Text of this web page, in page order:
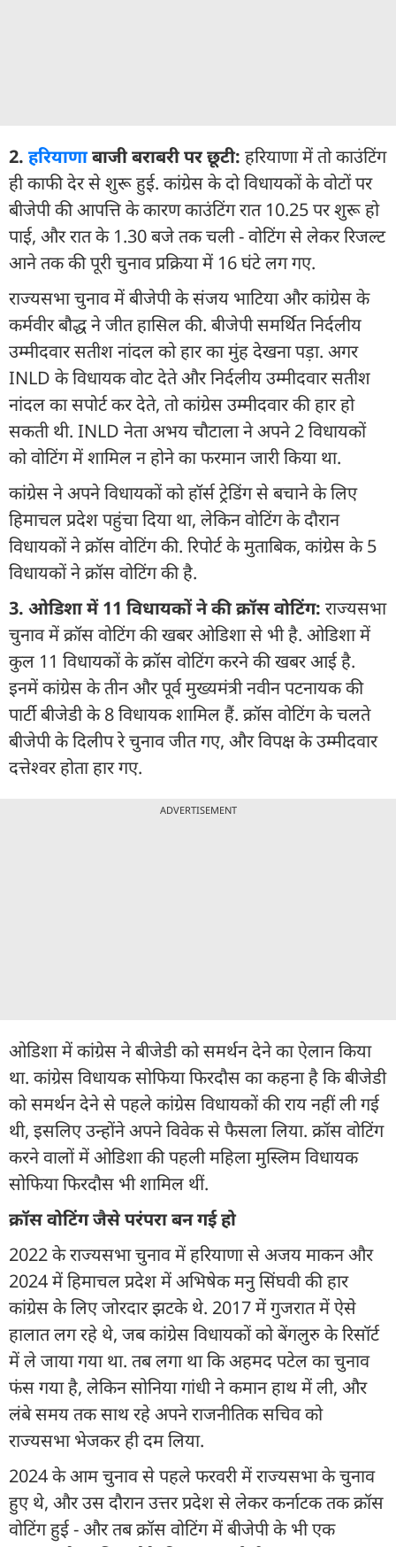
2. हरियाणाबाजी बराबरी पर छूटी: हरियाणा में तो काउंटिंग
ही काफी देर से शुरू हुई. कांग्रेस के दो विधायकों के वोटों पर
बीजेपी की आपत्ति के कारण काउंटिंग रात 10.25 पर शुरू हो
पाई, और रात के 1.30 बजे तक चली - वोटिंग से लेकर रिजल्ट
आने तक की पूरी चुनाव प्रक्रिया में 16 घंटे लग गए.
राज्यसभा चुनाव में बीजेपी के संजय भाटिया और कांग्रेस के
कर्मवीर बौद्ध ने जीत हासिल की. बीजेपी समर्थित निर्दलीय
उम्मीदवार सतीश नांदल को हार का मुंह देखना पड़ा. अगर
INLD के विधायक वोट देते और निर्दलीय उम्मीदवार सतीश
नांदल का सपोर्ट कर देते, तो कांग्रेस उम्मीदवार की हार हो
सकती थी. INLD नेता अभय चौटाला ने अपने 2 विधायकों
को वोटिंग में शामिल न होने का फरमान जारी किया था.
कांग्रेस ने अपने विधायकों को हॉर्स ट्रेडिंग से बचाने के लिए
हिमाचल प्रदेश पहुंचा दिया था, लेकिन वोटिंग के दौरान
विधायकों ने क्रॉस वोटिंग की. रिपोर्ट के मुताबिक, कांग्रेस के 5
विधायकों ने क्रॉस वोटिंग की है.
3. ओडिशा में 11 विधायकों ने की क्रॉस वोटिंग: राज्यसभा
चुनाव में क्रॉस वोटिंग की खबर ओडिशा से भी है. ओडिशा में
कुल 11 विधायकों के क्रॉस वोटिंग करने की खबर आई है.
इनमें कांग्रेस के तीन और पूर्व मुख्यमंत्री नवीन पटनायक की
पार्टी बीजेडी के 8 विधायक शामिल हैं. क्रॉस वोटिंग के चलते
बीजेपी के दिलीप रे चुनाव जीत गए, और विपक्ष के उम्मीदवार
दत्तेश्वर होता हार गए.
ADVERTISEMENT
ओडिशा में कांग्रेस ने बीजेडी को समर्थन देने का ऐलान किया
था. कांग्रेस विधायक सोफिया फिरदौस का कहना है कि बीजेडी
को समर्थन देने से पहले कांग्रेस विधायकों की राय नहीं ली गई
थी, इसलिए उन्होंने अपने विवेक से फैसला लिया. क्रॉस वोटिंग
करने वालों में ओडिशा की पहली महिला मुस्लिम विधायक
सोफिया फिरदौस भी शामिल थीं.
क्रॉस वोटिंग जैसे परंपरा बन गई हो
2022 के राज्यसभा चुनाव में हरियाणा से अजय माकन और
2024 में हिमाचल प्रदेश में अभिषेक मनु सिंघवी की हार
कांग्रेस के लिए जोरदार झटके थे. 2017 में गुजरात में ऐसे
हालात लग रहे थे, जब कांग्रेस विधायकों को बेंगलुरु के रिसॉर्ट
में ले जाया गया था. तब लगा था कि अहमद पटेल का चुनाव
फंस गया है, लेकिन सोनिया गांधी ने कमान हाथ में ली, और
लंबे समय तक साथ रहे अपने राजनीतिक सचिव को
राज्यसभा भेजकर ही दम लिया.
2024 के आम चुनाव से पहले फरवरी में राज्यसभा के चुनाव
हुए थे, और उस दौरान उत्तर प्रदेश से लेकर कर्नाटक तक क्रॉस
वोटिंग हुई - और तब क्रॉस वोटिंग में बीजेपी के भी एक